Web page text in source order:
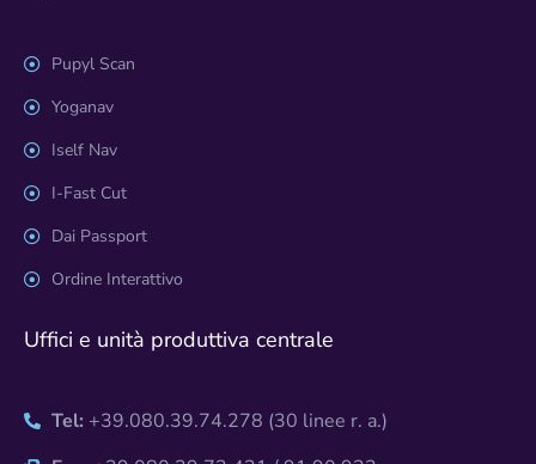
Pupyl Scan
Yoganav
Iself Nav
I-Fast Cut
Dai Passport
Ordine Interattivo
Uffici e unità produttiva centrale
Tel: +39.080.39.74.278 (30 linee r. a.)